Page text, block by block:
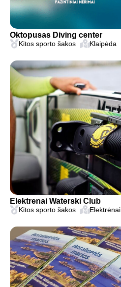
Oktopusas Diving center
Kitos sporto šakos Klaipėda
Elektrenai Waterski Club
Kitos sporto šakos Elektrėnai